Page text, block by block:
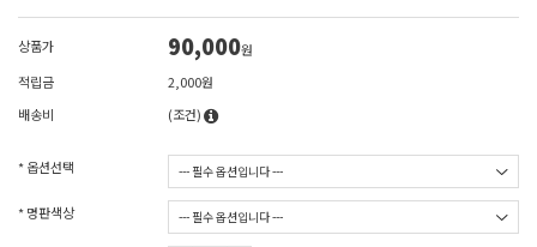
상품가 90,000원
적립금
2,000원
배송비
(조건)
* 옵션선택
* 명판색상